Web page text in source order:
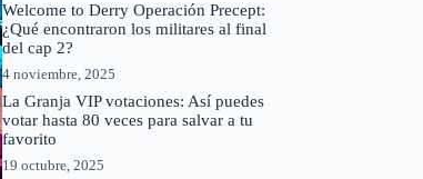
Welcome to Derry Operación Precept:
¿Qué encontraron los militares al final
del cap 2?
4 noviembre, 2025
La Granja VIP votaciones: Así puedes
votar hasta 80 veces para salvar a tu
favorito
19 octubre, 2025